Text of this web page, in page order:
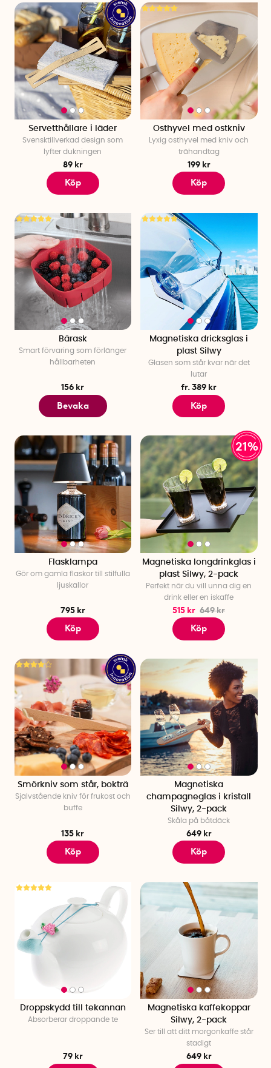
Servetthållare i läder
Svensktillverkad design som
lyfter dukningen
89 kr
Köp
Osthyvel med ostkniv
Lyxig osthyvel med kniv och
trähandtag
199 kr
Köp
Bärask
Smart förvaring som förlänger
hållbarheten
156 kr
Bevaka
Magnetiska dricksglas i
plast Silwy
Glasen som står kvar när det
lutar
fr. 389 kr
Köp
Flasklampa
Gör om gamla flaskor till stilfulla
ljuskällor
795 kr
Köp
21%
Magnetiska longdrinkglas i
plast Silwy, 2-pack
Perfekt när du vill unna dig en
drink eller en iskaffe
515 kr 649 kr
Köp
Smörkniv som står, bokträ
Självstående kniv för frukost och
buffe
135 kr
Köp
Magnetiska
champagneglas i kristall
Silwy, 2-pack
Skåla på båtdäck
649 kr
Köp
Droppskydd till tekannan
Absorberar droppande te
79 kr
Magnetiska kaffekoppar
Silwy, 2-pack
Ser till att ditt morgonkaffe står
stadigt
649 kr